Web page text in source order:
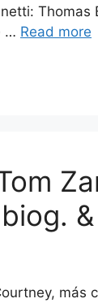
Thomas
… Read more
más